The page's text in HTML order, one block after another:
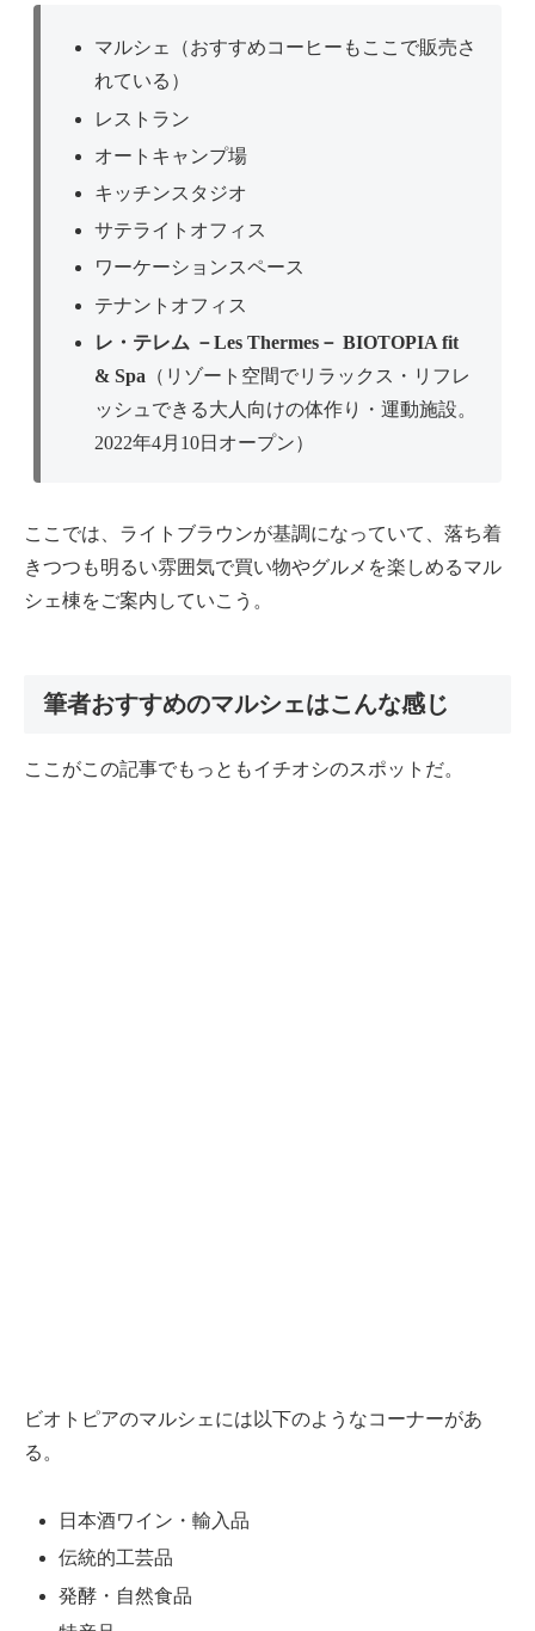
マルシェ（おすすめコーヒーもここで販売さ
れている）
レストラン
オートキャンプ場
キッチンスタジオ
サテライトオフィス
ワーケーションスペース
テナントオフィス
レ・テレム －Les Thermes－ BIOTOPIA fit
& Spa （リゾート空間でリラックス・リフレ
ッシュできる大人向けの体作り・運動施設。
2022年4月10日オープン）
ここでは、ライトブラウンが基調になっていて、落ち着
きつつも明るい雰囲気で買い物やグルメを楽しめるマル
シェ棟をご案内していこう。
筆者おすすめのマルシェはこんな感じ
ここがこの記事でもっともイチオシのスポットだ。
ビオトピアのマルシェには以下のようなコーナーがあ
る。
日本酒ワイン・輸入品
伝統的工芸品
発酵・自然食品